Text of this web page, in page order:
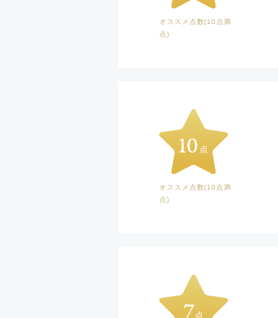
オススメ点数(10点満
点)
オススメ点数(10点満
点)